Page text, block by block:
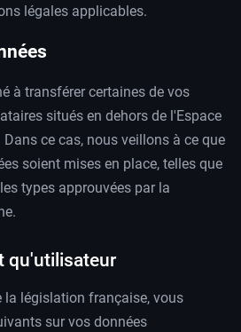
légales applicables.
à transférer certaines de vos
situés en dehors de l'Espace
Dans ce cas, nous veillons à ce que
soient mises en place, telles que
types approuvées par la
qu'utilisateur
la législation française, vous
sur vos données